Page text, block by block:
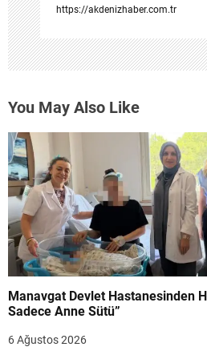
https://akdenizhaber.com.tr
You May Also Like
Manavgat Devlet Hastanesinden
Sadece Anne Sütü”
6 Ağustos 2026